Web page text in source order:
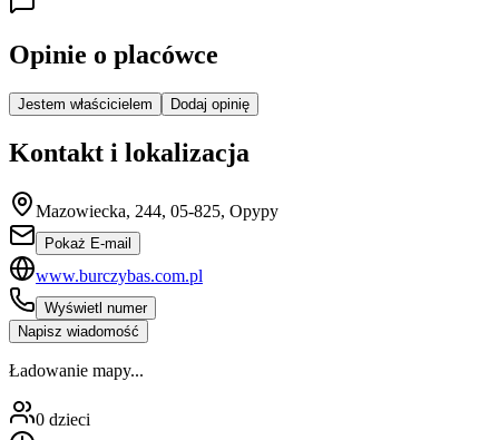
Opinie o placówce
Jestem właścicielem Dodaj opinię
Kontakt i lokalizacja
Mazowiecka, 244, 05-825, Opypy
Pokaż E-mail
www.burczybas.com.pl
Wyświetl numer
Napisz wiadomość
Ładowanie mapy...
0 dzieci